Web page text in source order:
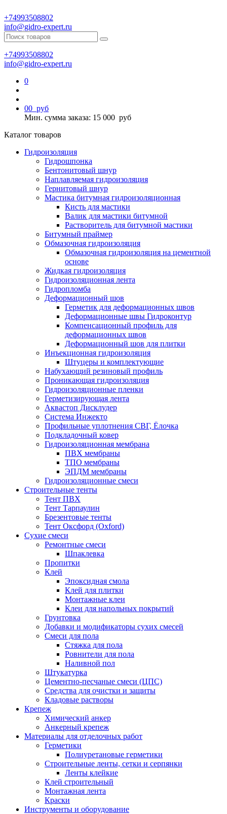
+74993508802
info@gidro-expert.ru
+74993508802
info@gidro-expert.ru
0
00 руб
Мин. сумма заказа: 15 000 руб
Каталог товаров
Гидроизоляция
Гидрошпонка
Бентонитовый шнур
Наплавляемая гидроизоляция
Гернитовый шнур
Мастика битумная гидроизоляционная
Кисть для мастики
Валик для мастики битумной
Растворитель для битумной мастики
Битумный праймер
Обмазочная гидроизоляция
Обмазочная гидроизоляция на цементной
основе
Жидкая гидроизоляция
Гидроизоляционная лента
Гидропломба
Деформационный шов
Герметик для деформационных швов
Деформационные швы Гидроконтур
Компенсационный профиль для
деформационных швов
Деформационный шов для плитки
Инъекционная гидроизоляция
Штуцеры и комплектующие
Набухающий резиновый профиль
Проникающая гидроизоляция
Гидроизоляционные пленки
Герметизирующая лента
Аквастоп Дисклудер
Система Инжекто
Профильные уплотнения СВГ, Ёлочка
Подкладочный ковер
Гидроизоляционная мембрана
ПВХ мембраны
ТПО мембраны
ЭПДМ мембраны
Гидроизоляционные смеси
Строительные тенты
Тент ПВХ
Тент Тарпаулин
Брезентовые тенты
Тент Оксфорд (Oxford)
Сухие смеси
Ремонтные смеси
Шпаклевка
Пропитки
Клей
Эпоксидная смола
Клей для плитки
Монтажные клеи
Клеи для напольных покрытий
Грунтовка
Добавки и модификаторы сухих смесей
Смеси для пола
Стяжка для пола
Ровнители для пола
Наливной пол
Штукатурка
Цементно-песчаные смеси (ЦПС)
Средства для очистки и защиты
Кладовые растворы
Крепеж
Химический анкер
Анкерный крепеж
Материалы для отделочных работ
Герметики
Полиуретановые герметики
Строительные ленты, сетки и серпянки
Ленты клейкие
Клей строительный
Монтажная лента
Краски
Инструменты и оборудование